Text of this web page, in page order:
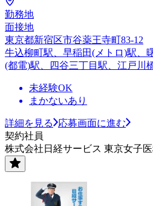
勤務地
面接地
東京都新宿区市谷薬王寺町83-12
牛込柳町駅、早稲田(メトロ)駅、
(都電)駅、四谷三丁目駅、江戸川
未経験OK
まかないあり
詳細を見る
応募画面に進む
契約社員
株式会社日経サービス 東京女子